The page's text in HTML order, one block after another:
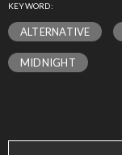
KEYWORD:
ALTERNATIVE
MIDNIGHT